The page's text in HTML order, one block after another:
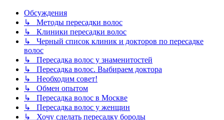
Обсуждения
↳ Методы пересадки волос
↳ Клиники пересадки волос
↳ Черный список клиник и докторов по пересадке
волос
↳ Пересадка волос у знаменитостей
↳ Пересадка волос. Выбираем доктора
↳ Необходим совет!
↳ Обмен опытом
↳ Пересадка волос в Москве
↳ Пересадка волос у женщин
↳ Хочу сделать пересадку бороды